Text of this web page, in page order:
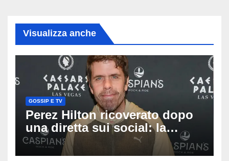
Visualizza anche
GOSSIP E TV
Perez Hilton ricoverato dopo
una diretta sui social: la
famiglia rompe il silenzio
sulle sue condizioni